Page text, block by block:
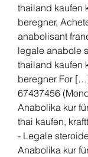
thailand kaufen
beregner,
anabolisant
legale anabole
thailand kaufen
beregner For
67437456
Anabolika kur
thai kaufen,
- Legale
Anabolika kur